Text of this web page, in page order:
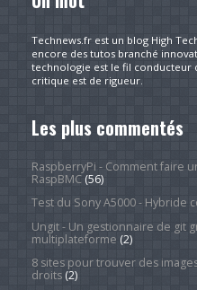
Technews.fr est un blog High
encore des tutos branché
technologie est le fil conducteur
critique est de rigueur.
Les plus commentés
RaspberryPi - Comment faire
RaspBMC(56)
Test du Sony A5000 - Hybride
Ungit - Un gestionnaire de git
multiplateforme (2)
8 sites pour trouver des
droits(2)